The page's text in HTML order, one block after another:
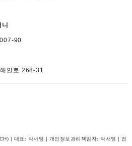
90
안로 268-31
| 대표: 박서영 | 개인정보관리책임자: 박서영 | 전